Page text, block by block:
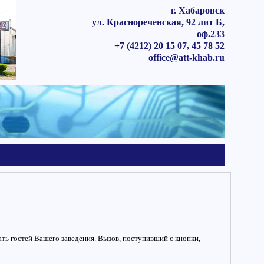
г. Хабаровск
ул. Краснореченская, 92 лит Б,
оф.233
+7 (4212) 20 15 07, 45 78 52
office@att-khab.ru
гостей Вашего заведения. Вызов, поступивший с кнопки,